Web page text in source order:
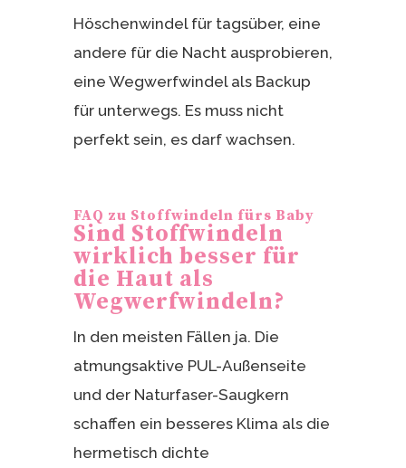
Höschenwindel für tagsüber, eine
andere für die Nacht ausprobieren,
eine Wegwerfwindel als Backup
für unterwegs. Es muss nicht
perfekt sein, es darf wachsen.
FAQ zu Stoffwindeln fürs Baby
Sind Stoffwindeln
wirklich besser für
die Haut als
Wegwerfwindeln?
In den meisten Fällen ja. Die
atmungsaktive PUL-Außenseite
und der Naturfaser-Saugkern
schaffen ein besseres Klima als die
hermetisch dichte